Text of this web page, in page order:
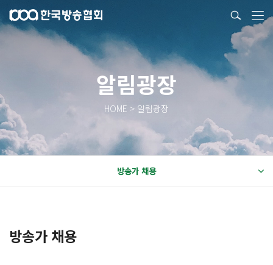
알림광장
HOME > 알림광장
방송가 채용
방송가 채용